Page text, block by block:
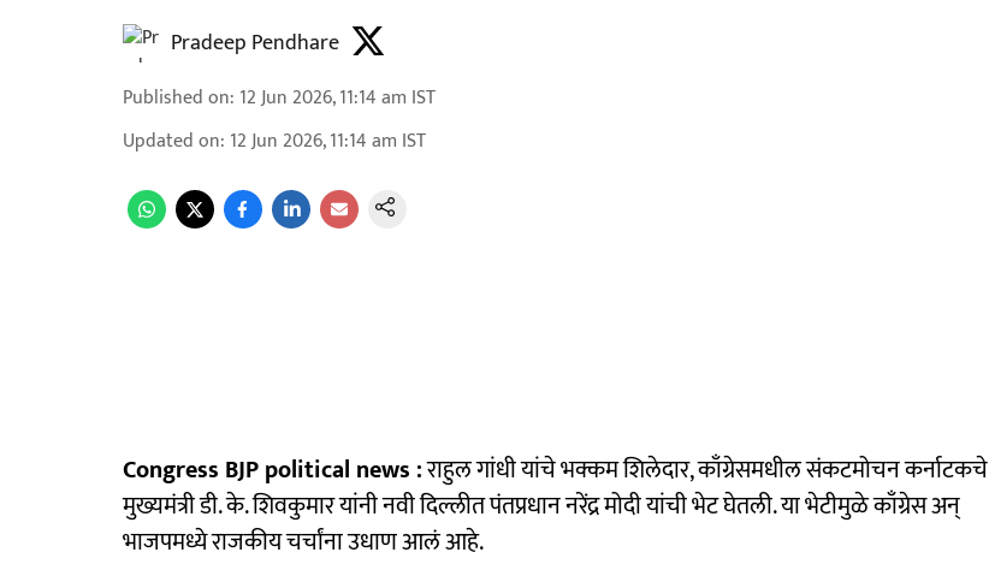
Pradeep Pendhare
Published on: 12 Jun 2026, 11:14 am IST
Updated on: 12 Jun 2026, 11:14 am IST
Congress BJP political news :राहुल गांधी यांचे भक्कम शिलेदार, काँग्रेसमधील संकटमोचन कर्नाटकचे
मुख्यमंत्री डी. के. शिवकुमार यांनी नवी दिल्लीत पंतप्रधान नरेंद्र मोदी यांची भेट घेतली. या भेटीमुळे काँग्रेस अन्
भाजपमध्ये राजकीय चर्चांना उधाण आलं आहे.